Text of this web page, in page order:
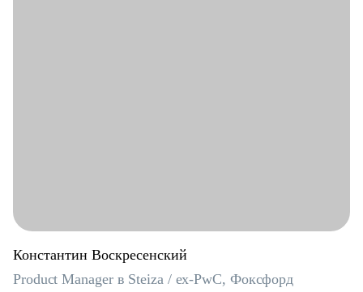
Константин Воскресенский
Product Manager в Steiza / ex-PwC, Фоксфорд